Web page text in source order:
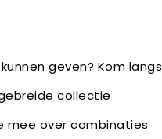
geven? Kom langs
collectie
mee over combinaties